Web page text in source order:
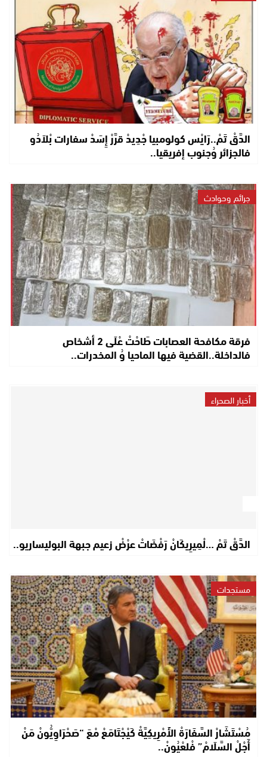
الدَّقْ تَمْ..رَايْس كولومبيا جْدِيدْ قرَّرْ إِسَدْ سفارات بْلاَدُو
فالجزائر وُجنوب إفريقيا..
جرائم وحوادث
فرقة مكافحة العصابات طَاحْتْ عْلَى 2 أشخاص
فالداخلة..القضية فيها الماحيا وُ المخدرات..
أخبار الصحراء
الدَّقْ تَمْ …لْمِيرِيكَانْ رَفْضَاتْ عرْضْ زعيم جبهة البوليساريو..
مستجدات
مُسْتَشَارْ السَّفَارَةْ الأَمْرِيكِيَّةْ كَيْجْتَامَعْ مْعَ “صَحْرَاوِيُّونْ مَنْ
أَجْلْ السَّلَامْ” فْلعْيُونْ..